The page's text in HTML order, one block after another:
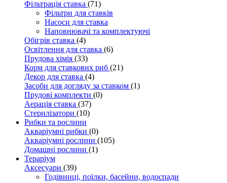
Фільтрація ставка (71)
Фільтри для ставків
Насоси для ставка
Наповнювачі та комплектуючі
Обігрів ставка (4)
Освітлення для ставка (6)
Прудова хімія (33)
Корм для ставкових риб (21)
Декор для ставка (4)
Засоби для догляду за ставком (1)
Прудові комплекти (0)
Аерація ставка (37)
Стерилізатори (10)
Рибки та рослини
Акваріумні рибки (0)
Акваріумні рослини (105)
Домашні рослини (1)
Тераріум
Аксесуари (39)
Годівниці, поїлки, басейни, водоспади